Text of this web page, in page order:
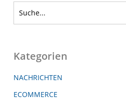
Kategorien
NACHRICHTEN
ECOMMERCE